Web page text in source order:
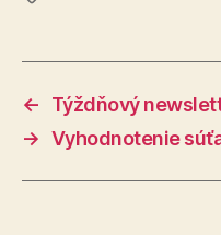
←
Týždňový
→ Vyhodnotenie